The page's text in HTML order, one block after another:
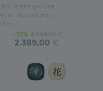
9mm großen
in Hanadama -
-72% 8.399,00 €
2.389,00 €